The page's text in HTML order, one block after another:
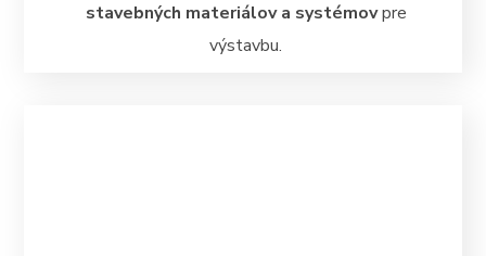
stavebných materiálov a systémovpre
výstavbu.